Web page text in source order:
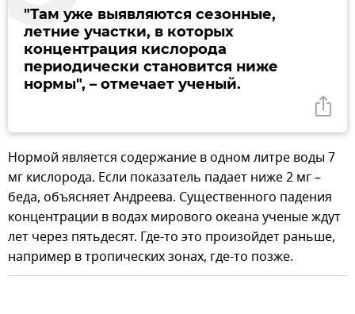
"Там уже выявляются сезонные,
летние участки, в которых
концентрация кислорода
периодически становится ниже
нормы", – отмечает ученый.
Нормой является содержание в одном литре воды 7
мг кислорода. Если показатель падает ниже 2 мг –
беда, объясняет Андреева. Существенного падения
концентрации в водах мирового океана ученые ждут
лет через пятьдесят. Где-то это произойдет раньше,
например в тропических зонах, где-то позже.